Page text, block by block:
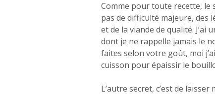
Comme pour toute recette, le
pas de difficulté majeure, des
et de la viande de qualité.
dont je ne rappelle jamais le
faites selon votre goût, moi
cuisson pour épaissir le
L’autre secret, c’est de